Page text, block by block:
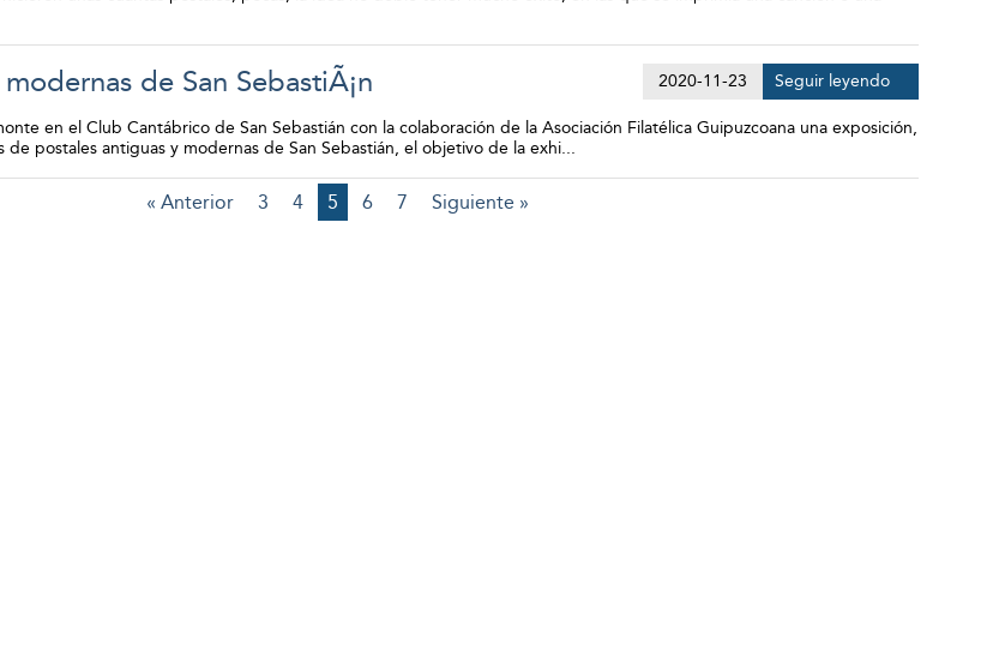
de San SebastiÃ¡n
en el Club Cantábrico de San Sebastián con la colaboración de la Asociación Filatélica Guipuzcoana una exposición,
postales antiguas y modernas de San Sebastián, el objetivo de la exhi...
2020-11-23 Seguir leyendo
« Anterior 3 4 5 6 7 Siguiente »